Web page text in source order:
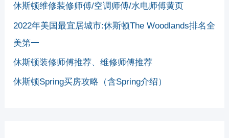
休斯顿维修装修师傅/空调师傅/水电师傅黄页
2022年美国最宜居城市:休斯顿The Woodlands排名全
美第一
休斯顿装修师傅推荐、维修师傅推荐
休斯顿Spring买房攻略（含Spring介绍）